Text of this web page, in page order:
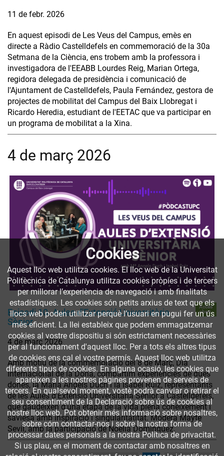
11 de febr. 2026
En aquest episodi de Les Veus del Campus, emès en
directe a Ràdio Castelldefels en commemoració de la 30a
Setmana de la Ciència, ens trobem amb la professora i
investigadora de l'EEABB Lourdes Reig, Marian Ortega,
regidora delegada de presidència i comunicació de
l'Ajuntament de Castelldefels, Paula Fernández, gestora de
projectes de mobilitat del Campus del Baix Llobregat i
Ricardo Heredia, estudiant de l'EETAC que va participar en
un programa de mobilitat a la Xina.
4 de març 2026
Episodi 10. Aules d'Extensió Universitària
Sènior
Accés
obert
4 de març 2026
Amb motiu de la commemoració del 8 de Març, Dia
Internacional de la Dona, compartim experiències de dues
dones, la Maria Àngels Duch i la Isabel Ruiz, representants
de les Aules d'Extensió Universitària Sènior a Castelldefels,
que gaudeixen d'una etapa de la vida plena coneixement i
saviesa amb inspiració i singularitatitat. Modera Mayte
Sevil, amb la participació de Noelia Domínguez.
Cookies
Aquest lloc web utilitza cookies. El lloc web de la Universitat
Politècnica de Catalunya utilitza cookies pròpies i de tercers
per millorar l’experiència de navegació i amb finalitats
estadístiques. Les cookies són petits arxius de text que els
llocs web poden utilitzar perquè l’usuari en pugui fer un ús
més eficient. La llei estableix que podem emmagatzemar
cookies al vostre dispositiu si són estrictament necessàries
per al funcionament d'aquest lloc. Per a tots els altres tipus
de cookies ens cal el vostre permís. Aquest lloc web utilitza
diferents tipus de cookies. En alguna ocasió, les cookies que
apareixen a les nostres pàgines provenen de serveis de
tercers. En qualsevol moment, vostè podrà canviar o retirar el
seu consentiment de la Declaració sobre ús de cookies al
nostre lloc web. Pot obtenir més informació sobre nosaltres,
sobre cóm contactar-nos i sobre la nostra forma de
processar dates personals a la nostra Política de privacitat.
Si us plau, en el moment de contactar amb nosaltres en